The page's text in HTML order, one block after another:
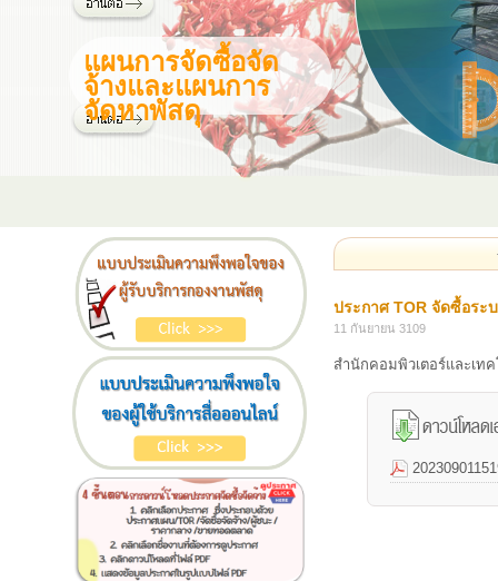
แผนการจัดซื้อจัด
จ้างและแผนการ
จัดหาพัสดุ
ประกาศ TOR จัดซื้อระ
11 กันยายน 3109
สำนักคอมพิวเตอร์และเท